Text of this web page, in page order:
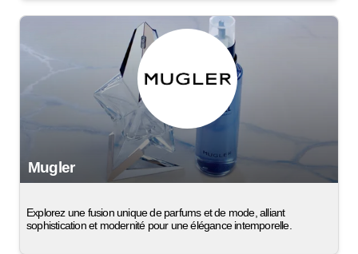
Mugler
Explorez une fusion unique de parfums et de mode, alliant
sophistication et modernité pour une élégance intemporelle.